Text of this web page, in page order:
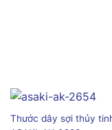
Thước dây sợi thủy